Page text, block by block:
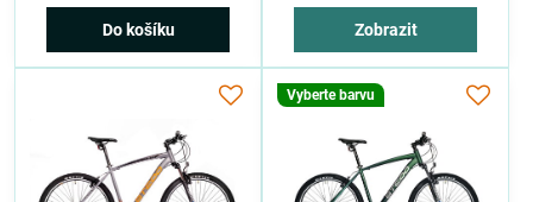
Do košíku Zobrazit
Vyberte barvu